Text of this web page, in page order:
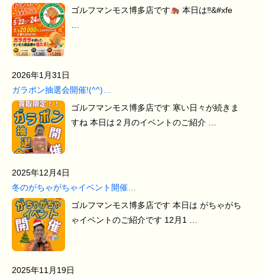
ゴルフマンモス博多店です
本日は‼&#xfe
…
2026年1月31日
ガラポン抽選会開催!(^^)…
ゴルフマンモス博多店です 寒い日々が続きま
すね 本日は２月のイベントのご紹介 …
2025年12月4日
冬のがちゃがちゃイベント開催…
ゴルフマンモス博多店です 本日は がちゃがち
ゃイベントのご紹介です 12月1 …
2025年11月19日